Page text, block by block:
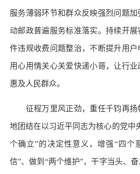
服务薄弱环节和群众反映强烈问题
动邮政普遍服务标准落实。持续开
件违规收费问题整治，不断提升用户
用心用情关心关爱快递小哥，让行
惠及人民群众。
征程万里风正劲，重任千钧再扬
地团结在以习近平同志为核心的党中
个确立”的决定性意义，增强“四个
信”、做到“两个维护”，干字当头、